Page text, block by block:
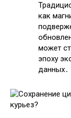
как
может
эпоху
данных․